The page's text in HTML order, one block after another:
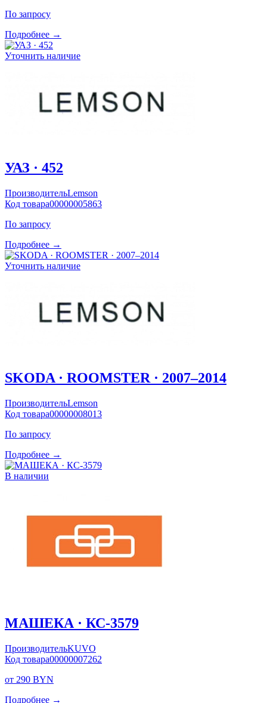
По запросу
Подробнее →
Уточнить наличие
УАЗ · 452
ПроизводительLemson
Код товара00000005863
По запросу
Подробнее →
Уточнить наличие
SKODA · ROOMSTER · 2007–2014
ПроизводительLemson
Код товара00000008013
По запросу
Подробнее →
В наличии
МАШЕКА · КС-3579
ПроизводительKUVO
Код товара00000007262
от 290 BYN
Подробнее →